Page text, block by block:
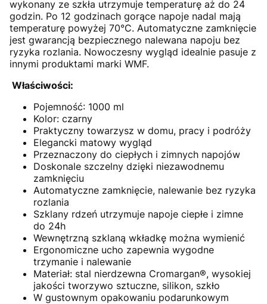
wykonany ze szkła utrzymuje temperaturę aż do 24
godzin. Po 12 godzinach gorące napoje nadal mają
temperaturę powyżej 70°C. Automatyczne zamknięcie
jest gwarancją bezpiecznego nalewana napoju bez
ryzyka rozlania. Nowoczesny wygląd idealnie pasuje z
innymi produktami marki WMF.
Właściwości:
Pojemność: 1000 ml
Kolor: czarny
Praktyczny towarzysz w domu, pracy i podróży
Elegancki matowy wygląd
Przeznaczony do ciepłych i zimnych napojów
Doskonale szczelny dzięki niezawodnemu
zamknięciu
Automatyczne zamknięcie, nalewanie bez ryzyka
rozlania
Szklany rdzeń utrzymuje napoje ciepłe i zimne
do 24h
Wewnętrzną szklaną wkładkę można wymienić
Ergonomiczne ucho zapewnia wygodne
trzymanie i nalewanie
Materiał: stal nierdzewna Cromargan®, wysokiej
jakości tworzywo sztuczne, silikon, szkło
W gustownym opakowaniu podarunkowym